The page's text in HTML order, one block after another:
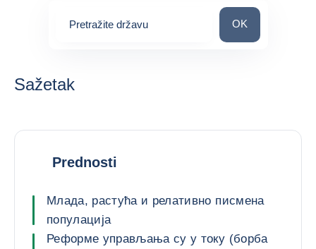
Pretražite državu Pretražite državu
OK
Sažetak
Prednosti
Млада, растућа и релативно писмена
популација
Реформе управљања су у току (борба